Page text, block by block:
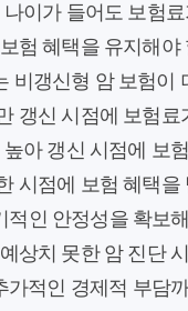
이가 들어도 보험
험 혜택을 유지해
비갱신형 암 보험이
갱신 시점에 보험
아 갱신 시점에 보
시점에 보험 혜택
적인 안정성을 확보
상치 못한 암 진단
가적인 경제적 부담